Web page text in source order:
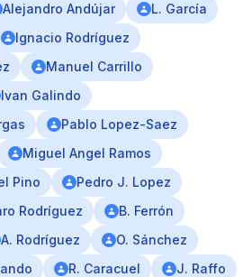
Alejandro Andújar
L. García
Ignacio Rodríguez
Manuel Carrillo
Ivan Galindo
Pablo Lopez-Saez
Miguel Angel Ramos
Pino
Pedro J. Lopez
Rodríguez
B. Ferrón
A. Rodríguez
O. Sánchez
R. Caracuel
J. Raffo